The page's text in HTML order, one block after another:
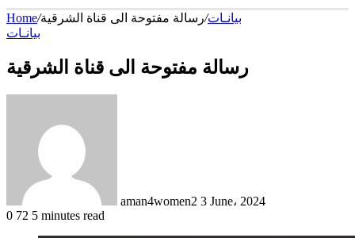
Home/ بيانـات/رسالة مفتوحة الى قناة الشرقية
بيانـات
رسالة مفتوحة الى قناة الشرقية
aman4women2 3 June، 2024
0 72 5 minutes read